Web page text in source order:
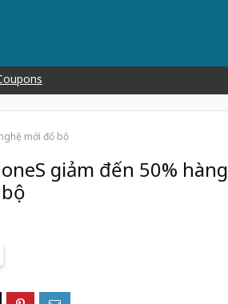
mới đổ bộ
giảm đến 50% hàng